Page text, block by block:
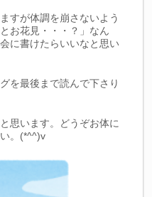
すが体調を崩さないよう
お花見・・・？」なん
に書けたらいいなと思い
を最後まで読んで下さり
思います。どうぞお体に
。(*^^)v